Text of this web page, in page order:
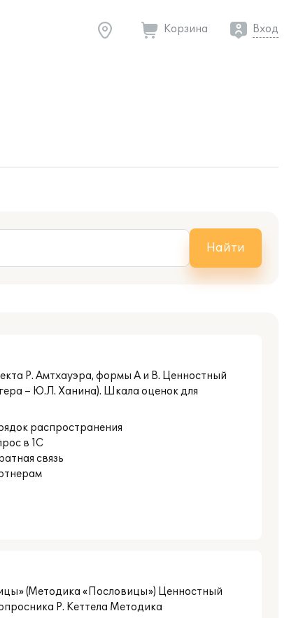
Корзина Вход
Найти
Р. Амтхауэра, формы A и B. Ценностный
– Ю.Л. Ханина). Шкала оценок для
распространения
в 1С
связь
(Методика «Пословицы») Ценностный
Р. Кеттела Методика